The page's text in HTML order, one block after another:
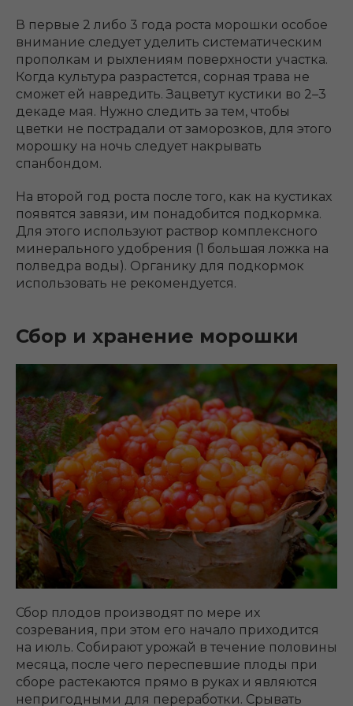
В первые 2 либо 3 года роста морошки особое
внимание следует уделить систематическим
прополкам и рыхлениям поверхности участка.
Когда культура разрастется, сорная трава не
сможет ей навредить. Зацветут кустики во 2–3
декаде мая. Нужно следить за тем, чтобы
цветки не пострадали от заморозков, для этого
морошку на ночь следует накрывать
спанбондом.
На второй год роста после того, как на кустиках
появятся завязи, им понадобится подкормка.
Для этого используют раствор комплексного
минерального удобрения (1 большая ложка на
полведра воды). Органику для подкормок
использовать не рекомендуется.
Сбор и хранение морошки
Сбор плодов производят по мере их
созревания, при этом его начало приходится
на июль. Собирают урожай в течение половины
месяца, после чего переспевшие плоды при
сборе растекаются прямо в руках и являются
непригодными для переработки. Срывать